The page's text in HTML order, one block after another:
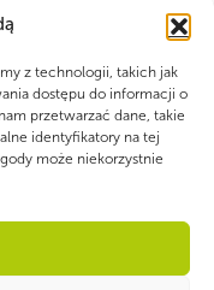
z technologii, takich jak
dostępu do informacji o
przetwarzać dane, takie
identyfikatory na tej
może niekorzystnie